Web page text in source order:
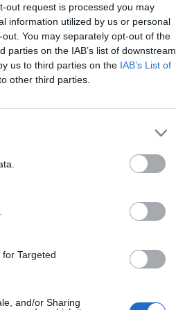
out request is processed you may
information utilized by us or personal
You may separately opt-out of the
on the IAB’s list of downstream
us to third parties on the IAB’s List of
other third parties.
Targeted
and/or Sharing
com un joc de
passar fàcilment
les coses
Augusto Fernández
és divuitè
de la tercera
circuits més